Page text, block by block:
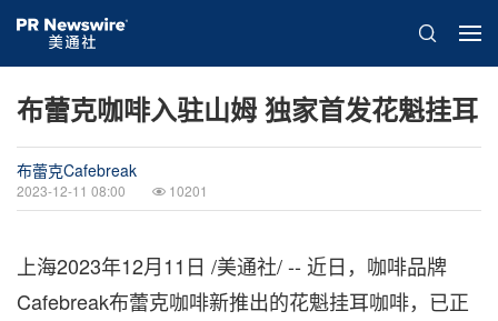
布蕾克咖啡入驻山姆 独家首发花魁挂耳
布蕾克Cafebreak
2023-12-11 08:00 10201
上海2023年12月11日 /美通社/ -- 近日，咖啡品牌
Cafebreak布蕾克咖啡新推出的花魁挂耳咖啡，已正